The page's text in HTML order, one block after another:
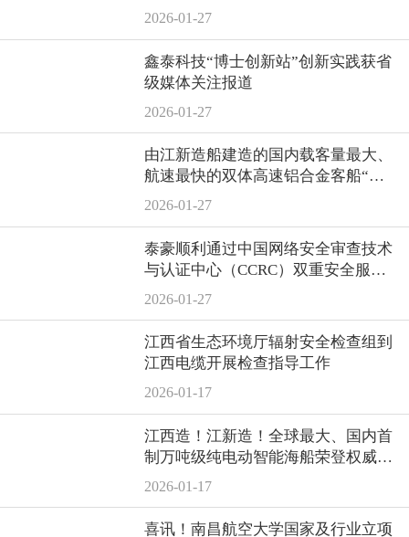
业！
2026-01-27
鑫泰科技“博士创新站”创新实践获省
级媒体关注报道
2026-01-27
由江新造船建造的国内载客量最大、
航速最快的双体高速铝合金客船“北
游36”轮顺利交付
2026-01-27
泰豪顺利通过中国网络安全审查技术
与认证中心（CCRC）双重安全服务
资质认证
2026-01-27
江西省生态环境厅辐射安全检查组到
江西电缆开展检查指导工作
2026-01-17
江西造！江新造！全球最大、国内首
制万吨级纯电动智能海船荣登权威媒
体
2026-01-17
喜讯！南昌航空大学国家及行业立项